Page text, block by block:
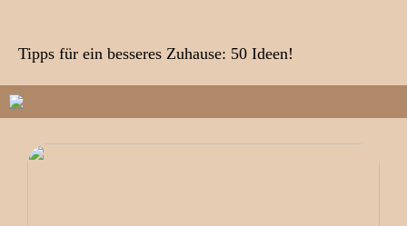
Tipps für ein besseres Zuhause: 50 Ideen!